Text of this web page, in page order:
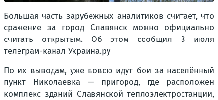
Большая часть зарубежных аналитиков считает, что
сражение за город Славянск можно официально
считать открытым. Об этом сообщил 3 июля
телеграм-канал Украина.ру
По их выводам, уже вовсю идут бои за населённый
пункт Николаевка — пригород, где расположен
комплекс зданий Славянской теплоэлектростанции,